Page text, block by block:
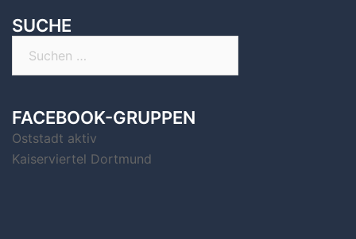
SUCHE
FACEBOOK-GRUPPEN
Oststadt aktiv
Kaiserviertel Dortmund